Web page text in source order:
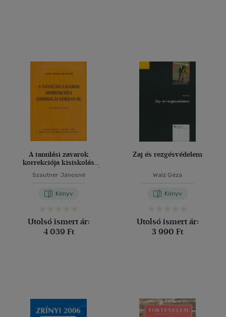
A tanulási zavarok
korrekciója kisiskolás
korban III. (Nebuló 3-hoz)
Szautner Jánosné
Könyv
Utolsó ismert ár:
4 039 Ft
Zaj és rezgésvédelem
Walz Géza
Könyv
Utolsó ismert ár:
3 990 Ft